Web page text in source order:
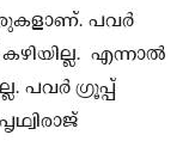
പവർ
എന്നാൽ
പവർ ഗ്രൂപ്പ്